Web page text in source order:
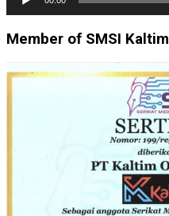
Member of SMSI Kaltim